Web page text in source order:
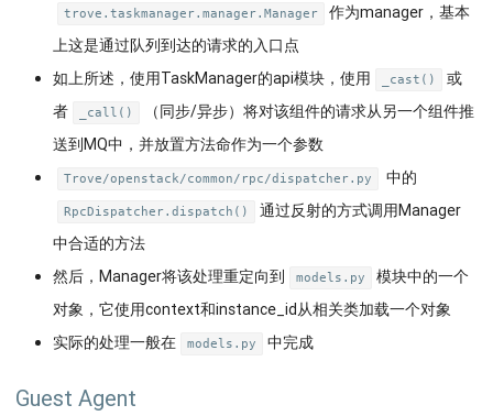
trove.taskmanager.manager.Manager
作为manager，基本
上这是通过队列到达的请求的入口点
如上所述，使用TaskManager的api模块，使用
_cast()
或
者
_call()
（同步/异步）将对该组件的请求从另一个组件推
送到MQ中，并放置方法命作为一个参数
Trove/openstack/common/rpc/dispatcher.py 中的
RpcDispatcher.dispatch()
通过反射的方式调用Manager
中合适的方法
然后，Manager将该处理重定向到
models.py
模块中的一个
对象，它使用context和instance_id从相关类加载一个对象
实际的处理一般在
models.py 中完成
Guest Agent